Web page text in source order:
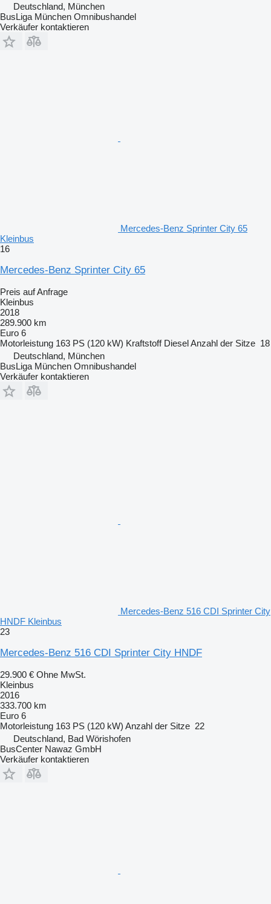
Deutschland, München
BusLiga München Omnibushandel
Verkäufer kontaktieren
Mercedes-Benz Sprinter City 65
Kleinbus
16
Mercedes-Benz Sprinter City 65
Preis auf Anfrage
Kleinbus
2018
289.900 km
Euro 6
Motorleistung 163 PS (120 kW) Kraftstoff DieselAnzahl der Sitze 18
Deutschland, München
BusLiga München Omnibushandel
Verkäufer kontaktieren
Mercedes-Benz 516 CDI Sprinter City
HNDF Kleinbus
23
Mercedes-Benz 516 CDI Sprinter City HNDF
29.900 € Ohne MwSt.
Kleinbus
2016
333.700 km
Euro 6
Motorleistung 163 PS (120 kW) Anzahl der Sitze 22
Deutschland, Bad Wörishofen
BusCenter Nawaz GmbH
Verkäufer kontaktieren